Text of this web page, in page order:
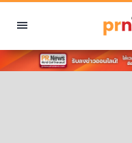
หมวดหมู่
พีอาร์ นิวส์ไวร์